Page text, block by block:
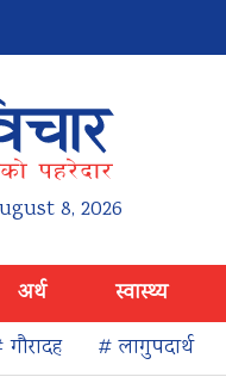
8, 2026
अर्थ स्वास्थ्य
# लागुपदार्थ